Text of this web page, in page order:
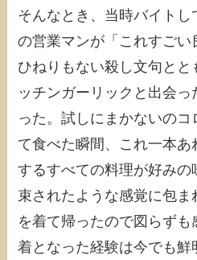
そんなとき、当時バイト
の営業マンが「これすご
ひねりもない殺し文句とと
ッチンガーリックと出会
った。試しにまかないのコ
て食べた瞬間、これ一本あ
するすべての料理が好み
束されたような感覚に包
を着て帰ったので図らず
着となった経験は今でも鮮